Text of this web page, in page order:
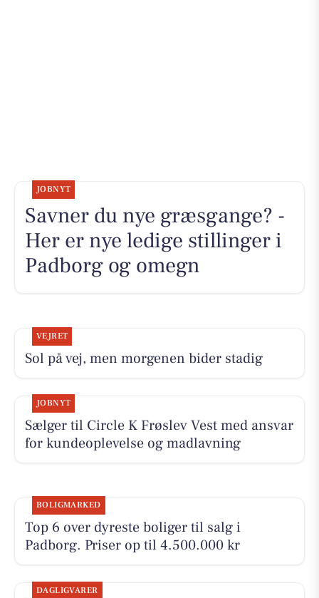
JOBNYT
Savner du nye græsgange? -
Her er nye ledige stillinger i
Padborg og omegn
VEJRET
Sol på vej, men morgenen bider stadig
JOBNYT
Sælger til Circle K Frøslev Vest med ansvar
for kundeoplevelse og madlavning
BOLIGMARKED
Top 6 over dyreste boliger til salg i
Padborg. Priser op til 4.500.000 kr
DAGLIGVARER